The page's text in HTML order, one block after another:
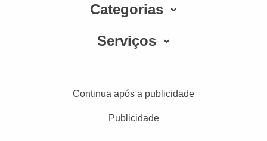
Categorias
Serviços
Continua após a publicidade
Publicidade